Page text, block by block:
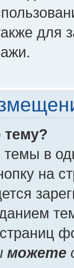
для
тему?
темы в
на
можете